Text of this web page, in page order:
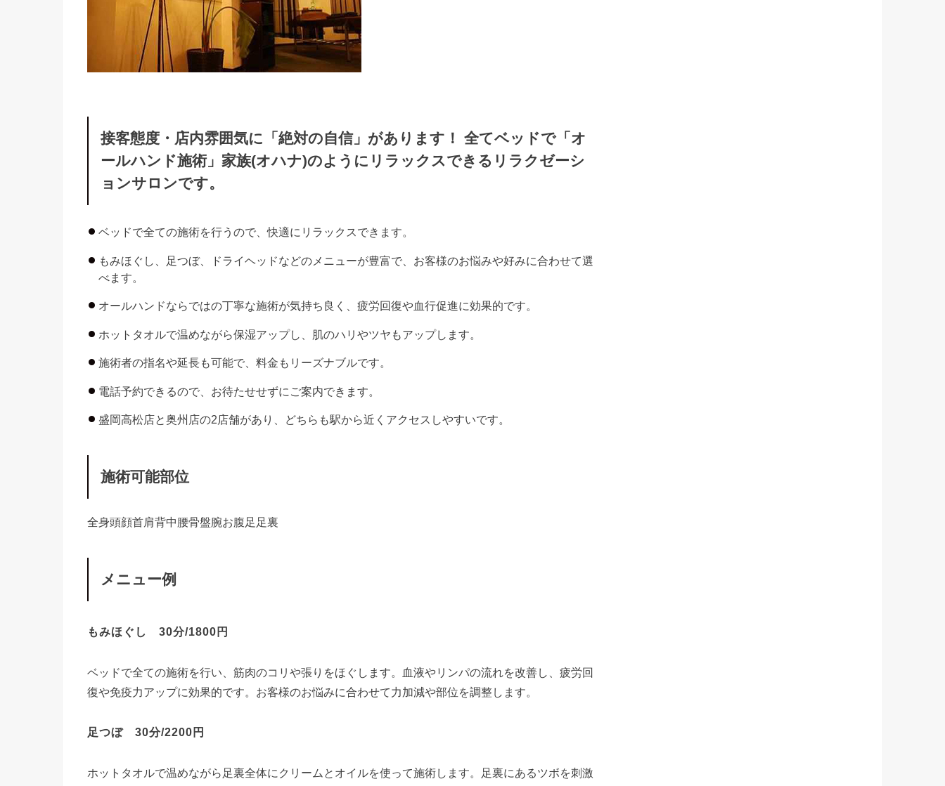
接客態度・店内雰囲気に「絶対の自信」があります！ 全てベッドで「オ
ールハンド施術」家族(オハナ)のようにリラックスできるリラクゼーシ
ョンサロンです。
ベッドで全ての施術を行うので、快適にリラックスできます。
もみほぐし、足つぼ、ドライヘッドなどのメニューが豊富で、お客様のお悩みや好みに合わせて選
べます。
オールハンドならではの丁寧な施術が気持ち良く、疲労回復や血行促進に効果的です。
ホットタオルで温めながら保湿アップし、肌のハリやツヤもアップします。
施術者の指名や延長も可能で、料金もリーズナブルです。
電話予約できるので、お待たせせずにご案内できます。
盛岡高松店と奥州店の2店舗があり、どちらも駅から近くアクセスしやすいです。
施術可能部位
全身頭顔首肩背中腰骨盤腕お腹足 足裏
メニュー例
もみほぐし 30分/1800円
ベッドで全ての施術を行い、筋肉のコリや張りをほぐします。血液やリンパの流れを改善し、疲労回
復や免疫力アップに効果的です。お客様のお悩みに合わせて力加減や部位を調整します。
足つぼ 30分/2200円
ホットタオルで温めながら足裏全体にクリームとオイルを使って施術します。足裏にあるツボを刺激